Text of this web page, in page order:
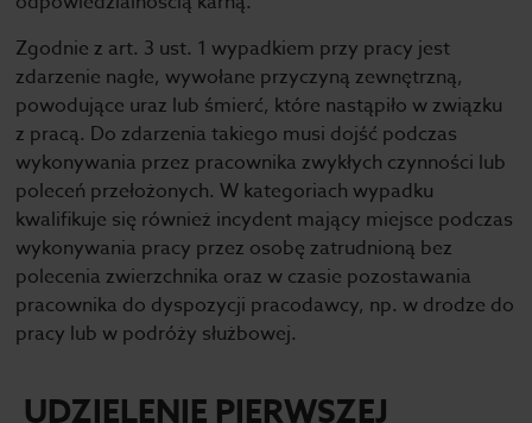
Zgodnie z art. 3 ust. 1 wypadkiem przy pracy jest
zdarzenie nagłe, wywołane przyczyną zewnętrzną,
powodujące uraz lub śmierć, które nastąpiło w związku
z pracą. Do zdarzenia takiego musi dojść podczas
wykonywania przez pracownika zwykłych czynności lub
poleceń przełożonych. W kategoriach wypadku
kwalifikuje się również incydent mający miejsce podczas
wykonywania pracy przez osobę zatrudnioną bez
polecenia zwierzchnika oraz w czasie pozostawania
pracownika do dyspozycji pracodawcy, np. w drodze do
pracy lub w podróży służbowej.
UDZIELENIE PIERWSZEJ